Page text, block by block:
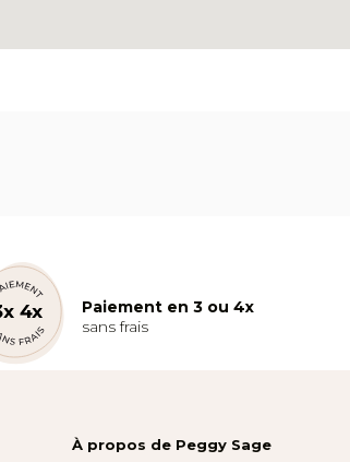
Paiement en 3 ou 4x
sans frais
À propos de Peggy Sage